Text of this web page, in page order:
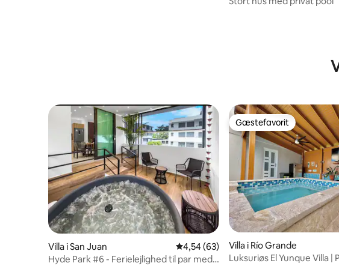
Villa i San Juan 4,54 ud af 5 i gennemsnitlig
4,54 (63)
Hyde Park #6 - Ferielejlighed til par med
Gæstefavorit
Gæstefavorit
Villa i Río Grande
Luksuriøs El Yunque Villa |